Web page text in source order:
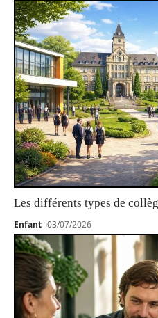
Les différents types de
Enfant 03/07/2026